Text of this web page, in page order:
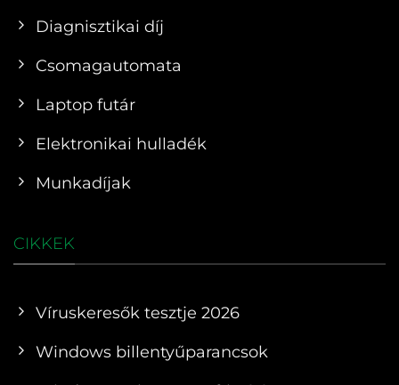
Diagnisztikai díj
Csomagautomata
Laptop futár
Elektronikai hulladék
Munkadíjak
CIKKEK
Víruskeresők tesztje 2026
Windows billentyűparancsok